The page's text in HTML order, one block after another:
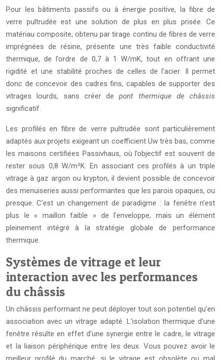
Pour les bâtiments passifs ou à énergie positive, la fibre de
verre pultrudée est une solution de plus en plus prisée. Ce
matériau composite, obtenu par tirage continu de fibres de verre
imprégnées de résine, présente une très faible conductivité
thermique, de l’ordre de 0,7 à 1 W/mK, tout en offrant une
rigidité et une stabilité proches de celles de l’acier. Il permet
donc de concevoir des cadres fins, capables de supporter des
vitrages lourds, sans créer depont thermique de châssis
significatif.
Les profilés en fibre de verre pultrudée sont particulièrement
adaptés aux projets exigeant un coefficient Uw très bas, comme
les maisons certifiées Passivhaus, où l’objectif est souvent de
rester sous 0,8 W/m²K. En associant ces profilés à un triple
vitrage à gaz argon ou krypton, il devient possible de concevoir
des menuiseries aussi performantes que les parois opaques, ou
presque. C’est un changement de paradigme : la fenêtre n’est
plus le « maillon faible » de l’enveloppe, mais un élément
pleinement intégré à la stratégie globale de performance
thermique.
Systèmes de vitrage et leur
interaction avec les performances
du châssis
Un châssis performant ne peut déployer tout son potentiel qu’en
association avec un vitrage adapté. L’isolation thermique d’une
fenêtre résulte en effet d’une synergie entre le cadre, le vitrage
et la liaison périphérique entre les deux. Vous pouvez avoir le